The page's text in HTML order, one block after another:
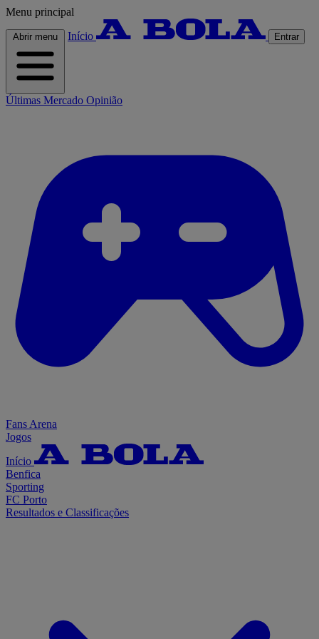
Menu principal
Abrir menu Início Entrar
Últimas Mercado Opinião
Fans Arena
Jogos
Início
Benfica
Sporting
FC Porto
Resultados e Classificações